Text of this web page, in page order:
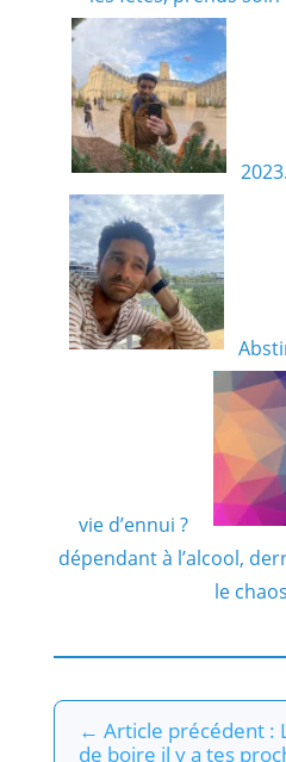
vie d’ennui ?
dépendant à l’alcool,
le
← Article précédent :
de boire il y a tes